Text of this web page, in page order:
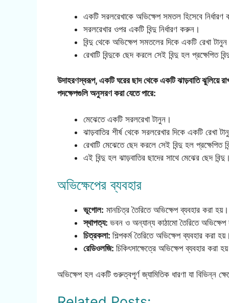
একটি সরলরেখাকে অভিক্ষেপ সমতল হিসেবে
সরলরেখার ওপর একটি বিন্দু নির্ধারণ করুন।
বিন্দু থেকে অভিক্ষেপ সমতলের দিকে একটি রেখা
রেখাটি বিন্দুকে ছেদ করলে সেই বিন্দু হল প্রক্ষেপিত
উদাহরণস্বরূপ, একটি ঘরের ছাদ থেকে একটি ঝাড়বাতি ঝুলিয়ে
পদক্ষেপগুলি অনুসরণ করা যেতে পারে:
মেঝেতে একটি সরলরেখা টানুন।
ঝাড়বাতির শীর্ষ থেকে সরলরেখার দিকে একটি রেখা
রেখাটি মেঝেতে ছেদ করলে সেই বিন্দু হল প্রক্ষেপিত
এই বিন্দু হল ঝাড়বাতির ছাদের সাথে মেঝের ছেদ বিন্দু।
অভিক্ষেপের ব্যবহার
ভূগোল: মানচিত্র তৈরিতে অভিক্ষেপ ব্যবহার করা হয়।
স্থাপত্য: ভবন ও অন্যান্য কাঠামো তৈরিতে অভিক্ষেপ
চিত্রকলা: শিল্পকর্ম তৈরিতে অভিক্ষেপ ব্যবহার করা হয়।
রেডিওলজি: চিকিৎসাক্ষেত্রে অভিক্ষেপ ব্যবহার করা
অভিক্ষেপ হল একটি গুরুত্বপূর্ণ জ্যামিতিক ধারণা যা বিভিন্ন